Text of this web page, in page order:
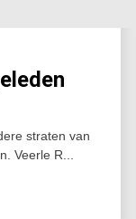
straten van
Veerle R...